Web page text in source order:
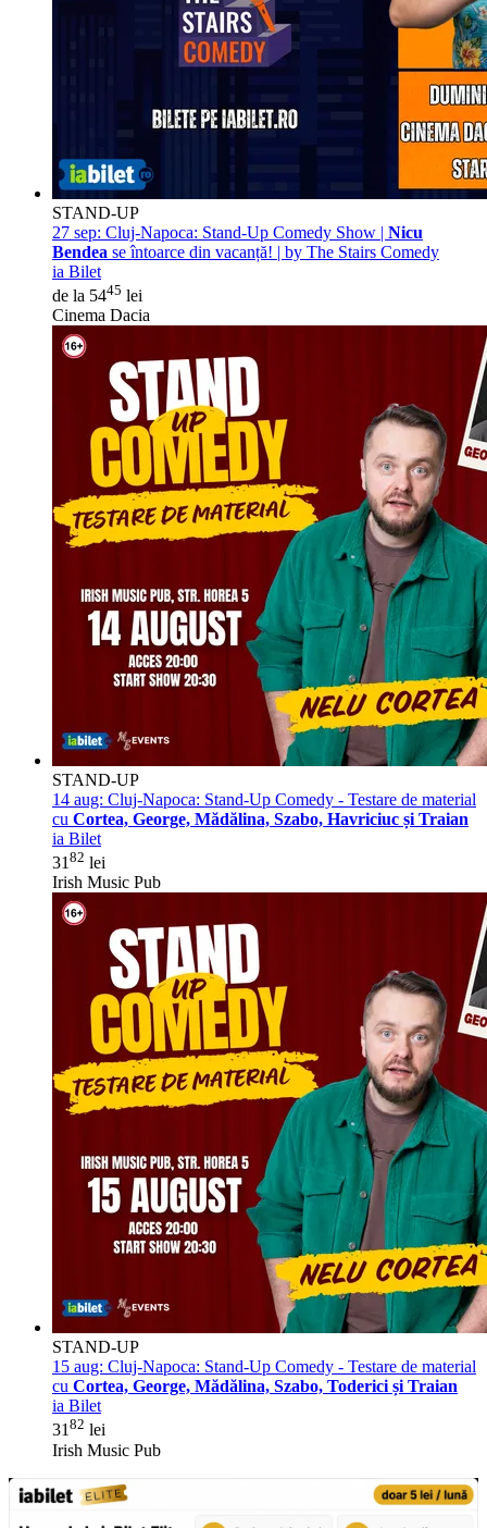
STAND-UP
27 sep: Cluj-Napoca: Stand-Up Comedy Show | Nicu
Bendea se întoarce din vacanță! | by The Stairs Comedy
ia Bilet
de la 5445 lei
Cinema Dacia
STAND-UP
14 aug: Cluj-Napoca: Stand-Up Comedy - Testare de material
cu Cortea, George, Mădălina, Szabo, Havriciuc și Traian
ia Bilet
31 82 lei
Irish Music Pub
STAND-UP
15 aug: Cluj-Napoca: Stand-Up Comedy - Testare de material
cu Cortea, George, Mădălina, Szabo, Toderici și Traian
ia Bilet
3182 lei
Irish Music Pub